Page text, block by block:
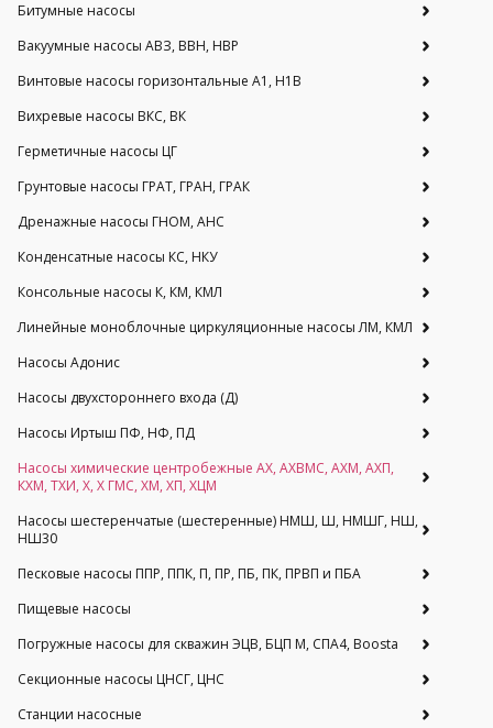
Битумные насосы
Вакуумные насосы АВЗ, ВВН, НВР
Винтовые насосы горизонтальные А1, Н1В
Вихревые насосы ВКС, ВК
Герметичные насосы ЦГ
Грунтовые насосы ГРАТ, ГРАН, ГРАК
Дренажные насосы ГНОМ, АНС
Конденсатные насосы КС, НКУ
Консольные насосы К, КМ, КМЛ
Линейные моноблочные циркуляционные насосы ЛМ, КМЛ
Насосы Адонис
Насосы двухстороннего входа (Д)
Насосы Иртыш ПФ, НФ, ПД
Насосы химические центробежные АХ, АХВМС, АХМ, АХП,
КХМ, ТХИ, Х, Х ГМС, ХМ, ХП, ХЦМ
Насосы шестеренчатые (шестеренные) НМШ, Ш, НМШГ, НШ,
НШ30
Песковые насосы ППР, ППК, П, ПР, ПБ, ПК, ПРВП и ПБА
Пищевые насосы
Погружные насосы для скважин ЭЦВ, БЦП М, СПА4, Boosta
Секционные насосы ЦНСГ, ЦНС
Станции насосные